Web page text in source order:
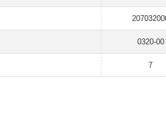
0320-00
7